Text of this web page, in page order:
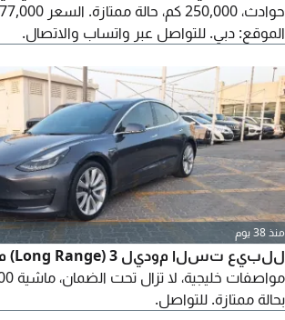
الموقع: دبي. للتواصل عبر واتساب والاتصال.
منذ 38 يوم
بحالة ممتازة. للتواصل.